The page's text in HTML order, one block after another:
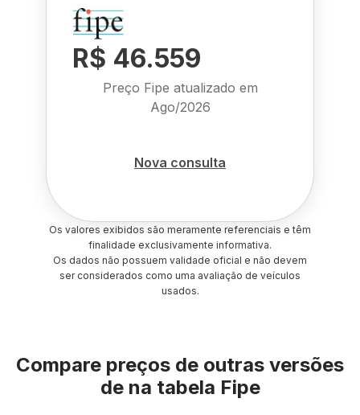
R$ 46.559
Preço Fipe atualizado em
Ago/2026
Nova consulta
Os valores exibidos são meramente referenciais e têm
finalidade exclusivamente informativa.
Os dados não possuem validade oficial e não devem
ser considerados como uma avaliação de veículos
usados.
Compare preços de outras versões
de na tabela Fipe